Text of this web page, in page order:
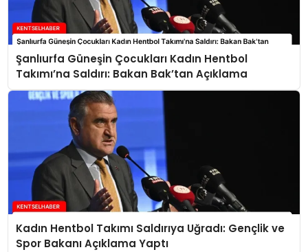
Şanlıurfa Güneşin Çocukları Kadın Hentbol
Takımı’na Saldırı: Bakan Bak’tan Açıklama
Kadın Hentbol Takımı Saldırıya Uğradı: Gençlik ve
Spor Bakanı Açıklama Yaptı